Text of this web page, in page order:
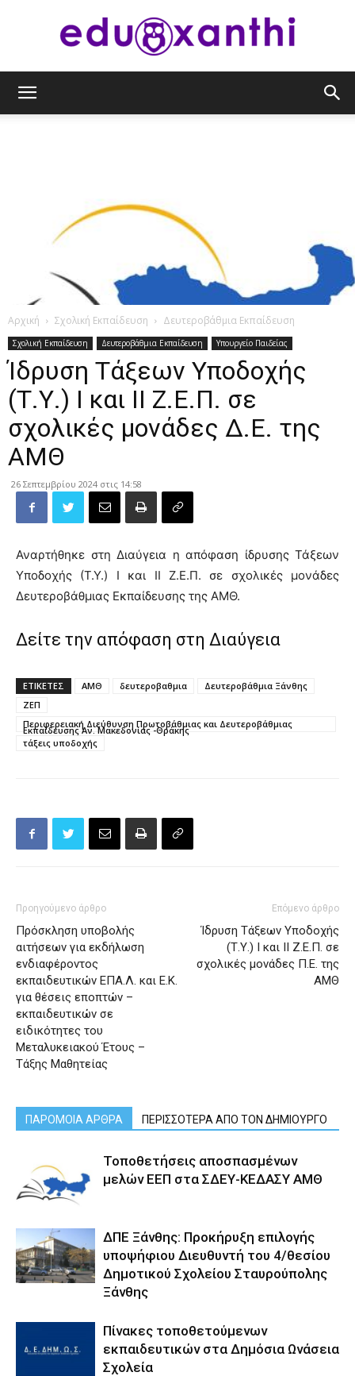
Αρχική Σχολική Εκπαίδευση Δευτεροβάθμια Εκπαίδευση
Σχολική Εκπαίδευση Δευτεροβάθμια Εκπαίδευση Υπουργείο Παιδείας
Ίδρυση Τάξεων Υποδοχής
(Τ.Υ.) Ι και ΙΙ Ζ.Ε.Π. σε
σχολικές μονάδες Δ.Ε. της
ΑΜΘ
26 Σεπτεμβρίου 2024 στις 14:58
Αναρτήθηκε στη Διαύγεια η απόφαση ίδρυσης Τάξεων
Υποδοχής (Τ.Υ.) Ι και ΙΙ Ζ.Ε.Π. σε σχολικές μονάδες
Δευτεροβάθμιας Εκπαίδευσης της ΑΜΘ.
Δείτε την απόφαση στη Διαύγεια
ΕΤΙΚΕΤΕΣ ΑΜΘ δευτεροβαθμια
Δευτεροβάθμια Ξάνθης
ΖΕΠ
Περιφερειακή Διεύθυνση Πρωτοβάθμιας και Δευτεροβάθμιας
Εκπαίδευσης Αν. Μακεδονίας -Θράκης
τάξεις υποδοχής
Προηγούμενο άρθρο
Πρόσκληση υποβολής
αιτήσεων για εκδήλωση
ενδιαφέροντος
εκπαιδευτικών ΕΠΑ.Λ. και Ε.Κ.
για θέσεις εποπτών –
εκπαιδευτικών σε
ειδικότητες του
Μεταλυκειακού Έτους –
Τάξης Μαθητείας
Επόμενο άρθρο
Ίδρυση Τάξεων Υποδοχής
(Τ.Υ.) Ι και ΙΙ Ζ.Ε.Π. σε
σχολικές μονάδες Π.Ε. της
ΑΜΘ
ΠΑΡΟΜΟΙΑ ΑΡΘΡΑ ΠΕΡΙΣΣΟΤΕΡΑ ΑΠΟ ΤΟΝ ΔΗΜΙΟΥΡΓΟ
Τοποθετήσεις αποσπασμένων
μελών ΕΕΠ στα ΣΔΕΥ-ΚΕΔΑΣΥ ΑΜΘ
ΔΠΕ Ξάνθης: Προκήρυξη επιλογής
υποψήφιου Διευθυντή του 4/θεσίου
Δημοτικού Σχολείου Σταυρούπολης
Ξάνθης
Πίνακες τοποθετούμενων
εκπαιδευτικών στα Δημόσια Ωνάσεια
Σχολεία